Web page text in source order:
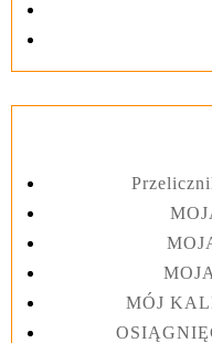
MÓJ